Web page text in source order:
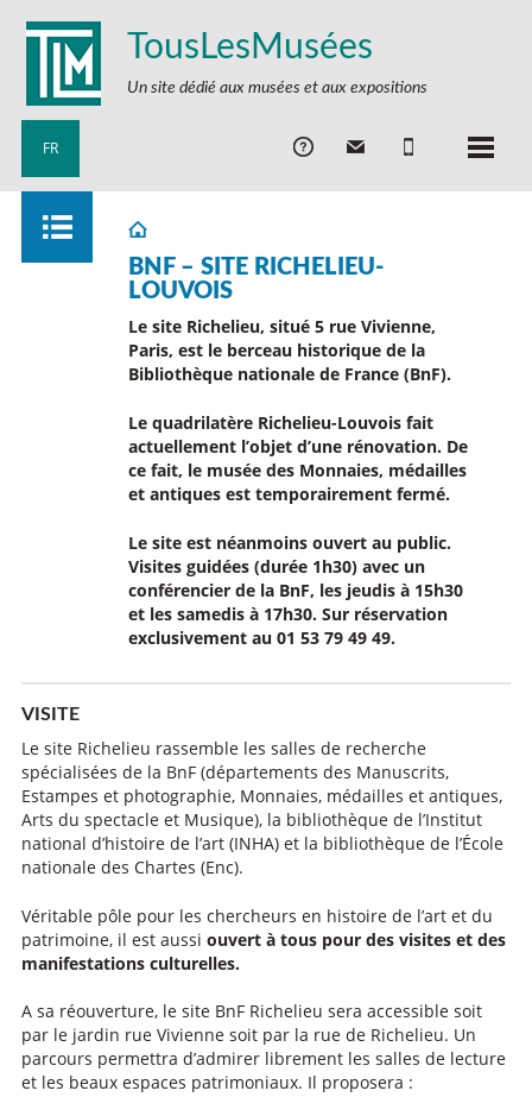
TousLesMusées
Un site dédié aux musées et aux expositions
FR
BNF – SITE RICHELIEU-
LOUVOIS
Le site Richelieu, situé 5 rue Vivienne,
Paris, est le berceau historique de la
Bibliothèque nationale de France (BnF).
Le quadrilatère Richelieu-Louvois fait
actuellement l’objet d’une rénovation. De
ce fait, le musée des Monnaies, médailles
et antiques est temporairement fermé.
Le site est néanmoins ouvert au public.
Visites guidées (durée 1h30) avec un
conférencier de la BnF, les jeudis à 15h30
et les samedis à 17h30. Sur réservation
exclusivement au 01 53 79 49 49.
VISITE
Le site Richelieu rassemble les salles de recherche
spécialisées de la BnF (départements des Manuscrits,
Estampes et photographie, Monnaies, médailles et antiques,
Arts du spectacle et Musique), la bibliothèque de l’Institut
national d’histoire de l’art (INHA) et la bibliothèque de l’École
nationale des Chartes (Enc).
Véritable pôle pour les chercheurs en histoire de l’art et du
patrimoine, il est aussi ouvert à tous pour des visites et des
manifestations culturelles.
A sa réouverture, le site BnF Richelieu sera accessible soit
par le jardin rue Vivienne soit par la rue de Richelieu. Un
parcours permettra d’admirer librement les salles de lecture
et les beaux espaces patrimoniaux. Il proposera :